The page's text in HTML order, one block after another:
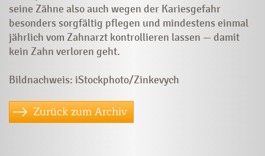
seine Zähne also auch wegen der Kariesgefahr
besonders sorgfältig pflegen und mindestens einmal
jährlich vom Zahnarzt kontrollieren lassen — damit
kein Zahn verloren geht.
Bildnachweis: iStockphoto/Zinkevych
Zurück zum Archiv